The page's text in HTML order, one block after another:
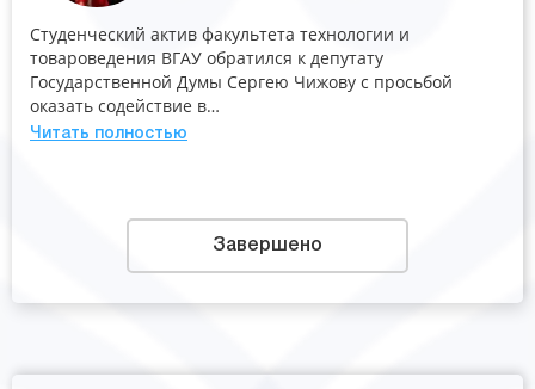
Студенческий актив факультета технологии и
товароведения ВГАУ обратился к депутату
Государственной Думы Сергею Чижову с просьбой
оказать содействие в…
Читать полностью
Завершено